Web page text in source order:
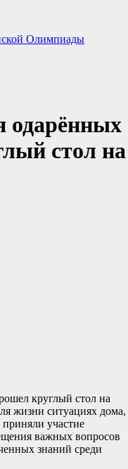
Олимпиады
одарённых
стол на
круглый стол на
жизни ситуациях дома,
участие
важных вопросов
знаний среди